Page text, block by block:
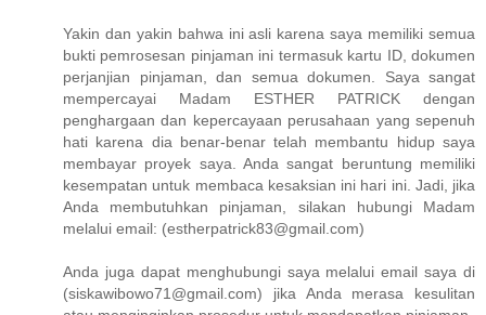
Yakin dan yakin bahwa ini asli karena saya memiliki semua
bukti pemrosesan pinjaman ini termasuk kartu ID, dokumen
perjanjian pinjaman, dan semua dokumen. Saya sangat
mempercayai Madam ESTHER PATRICK dengan
penghargaan dan kepercayaan perusahaan yang sepenuh
hati karena dia benar-benar telah membantu hidup saya
membayar proyek saya. Anda sangat beruntung memiliki
kesempatan untuk membaca kesaksian ini hari ini. Jadi, jika
Anda membutuhkan pinjaman, silakan hubungi Madam
melalui email: (estherpatrick83@gmail.com)
Anda juga dapat menghubungi saya melalui email saya di
(siskawibowo71@gmail.com) jika Anda merasa kesulitan